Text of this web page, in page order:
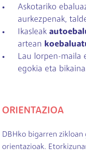
Askotariko
aurkezpenak,
Ikasleak
artean
Lau lorpen-maila
egokia eta
ORIENTAZIOA
DBHko bigarren
orientazioak.